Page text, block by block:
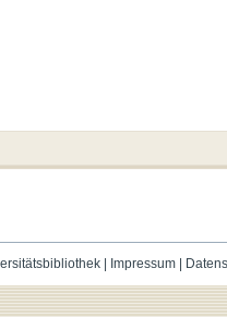
| Impressum|